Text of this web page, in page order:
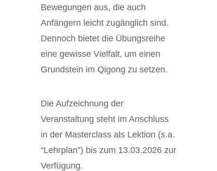
Bewegungen aus, die auch
Anfängern leicht zugänglich sind.
Dennoch bietet die Übungsreihe
eine gewisse Vielfalt, um einen
Grundstein im Qigong zu setzen.
Die Aufzeichnung der
Veranstaltung steht im Anschluss
in der Masterclass als Lektion (s.a.
“Lehrplan”) bis zum 13.03.2026 zur
Verfügung.